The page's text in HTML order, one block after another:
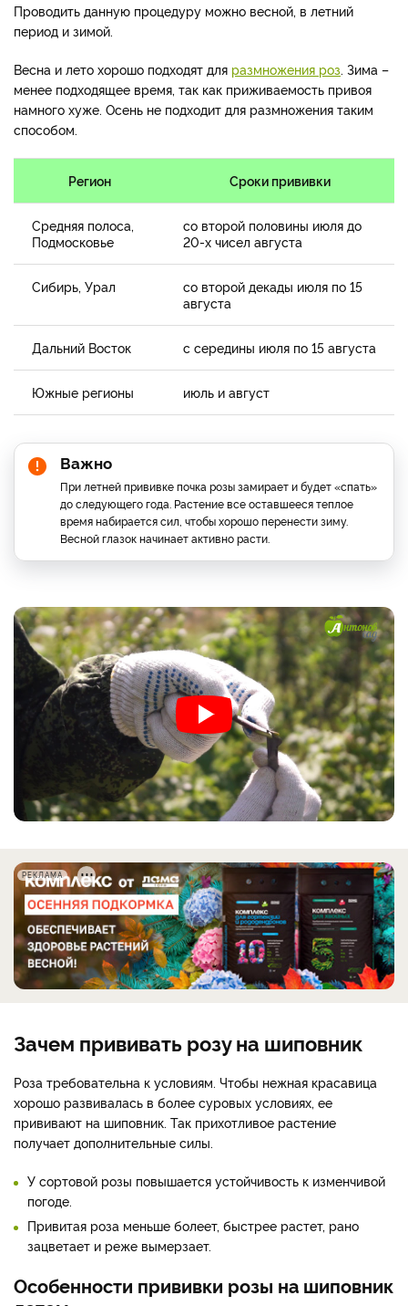
Проводить данную процедуру можно весной, в летний
период и зимой.
Весна и лето хорошо подходят для размножения роз. Зима –
менее подходящее время, так как приживаемость привоя
намного хуже. Осень не подходит для размножения таким
способом.
Регион Сроки прививки
Средняя полоса,
Подмосковье
со второй половины июля до
20-х чисел августа
Сибирь, Урал
со второй декады июля по 15
августа
Дальний Восток с середины июля по 15 августа
Южные регионы июль и август
Важно
При летней прививке почка розы замирает и будет «спать»
до следующего года. Растение все оставшееся теплое
время набирается сил, чтобы хорошо перенести зиму.
Весной глазок начинает активно расти.
РЕКЛАМА
Зачем прививать розу на шиповник
Роза требовательна к условиям. Чтобы нежная красавица
хорошо развивалась в более суровых условиях, ее
прививают на шиповник. Так прихотливое растение
получает дополнительные силы.
У сортовой розы повышается устойчивость к изменчивой
погоде.
Привитая роза меньше болеет, быстрее растет, рано
зацветает и реже вымерзает.
Особенности прививки розы на шиповник